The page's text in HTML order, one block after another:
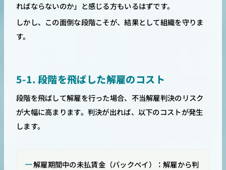
ればならないのか」と感じる方もいるはずです。
しかし、この面倒な段階こそが、結果として組織を守りま
す。
5-1. 段階を飛ばした解雇のコスト
段階を飛ばして解雇を行った場合、不当解雇判決のリスク
が大幅に高まります。判決が出れば、以下のコストが発生
します。
解雇期間中の未払賃金（バックペイ）：解雇から判